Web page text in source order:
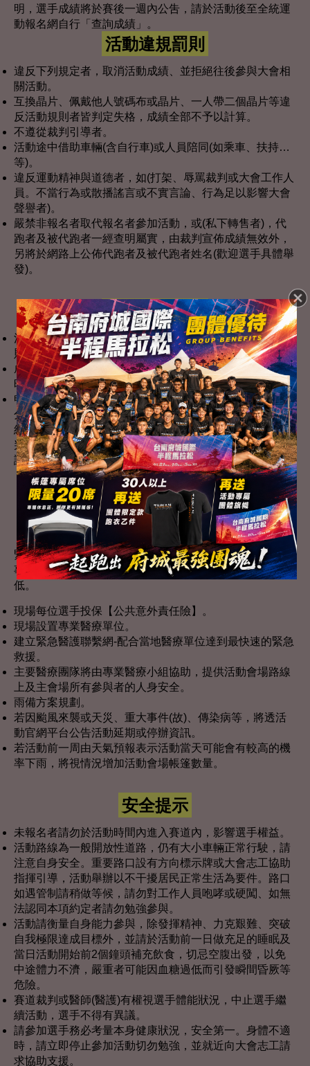
明，選手成績將於賽後一週內公吿，請於活動後至全統運
動報名網自行「查詢成績」。
活動違規罰則
違反下列規定者，取消活動成績、並拒絕往後參與大會相
關活動。
互換晶片、佩戴他人號碼布或晶片、一人帶二個晶片等違
反活動規則者皆判定失格，成績全部不予以計算。
不遵從裁判引導者。
活動途中借助車輛(含自行車)或人員陪同(如乘車、扶持…
等)。
違反運動精神與道德者，如(打架、辱罵裁判或大會工作人
員。不當行為或散播謠言或不實言論、行為足以影響大會
聲譽者)。
嚴禁非報名者取代報名者參加活動，或(私下轉售者)，代
跑者及被代跑者一經查明屬實，由裁判宣佈成績無效外，
另將於網路上公佈代跑者及被代跑者姓名(歡迎選手具體舉
發)。
活動爭議申訴
活動爭議：活動中各選手不得當場質詢裁判，若與田徑規
則有同等意義之註明者，均以裁判為準，不得提出申訴。
成績異議：參加選手對於成績如有異議，請向主辦單位計
時組申請查核及更正，並以裁判長之判決為終決。
申訴程序：有關活動所發生之爭議，須於各組成績公佈30
分鐘內向大會提出，同時繳交保證金NT＄1,000，由活動
組簽發收執單，請妥善保管好；所有申訴以審判委員會之
判決為終決，若審判委員會判決認為申訴無理，應沒收保
證金。
緊急應變辦法
緊急醫療規劃：安全維護工作及應變計畫是活動最重要的
事情，有完善的安全計畫可快速解決問題，將傷害降至最
低。
現場每位選手投保【公共意外責任險】。
現場設置專業醫療單位。
建立緊急醫護聯繫網-配合當地醫療單位達到最快速的緊急
救援。
主要醫療團隊將由專業醫療小組協助，提供活動會場路線
上及主會場所有參與者的人身安全。
雨備方案規劃。
若因颱風來襲或天災、重大事件(故)、傳染病等，將透活
動官網平台公告活動延期或停辦資訊。
若活動前一周由天氣預報表示活動當天可能會有較高的機
率下雨，將視情況增加活動會場帳篷數量。
安全提示
未報名者請勿於活動時間內進入賽道內，影響選手權益。
活動路線為一般開放性道路，仍有大小車輛正常行駛，請
注意自身安全。重要路口設有方向標示牌或大會志工協助
指揮引導，活動舉辦以不干擾居民正常生活為要件。路口
如遇管制請稍做等候，請勿對工作人員咆哮或硬闖、如無
法認同本項約定者請勿勉強參與。
活動請衡量自身能力參與，除發揮精神、力克艱難、突破
自我極限達成目標外，並請於活動前一日做充足的睡眠及
當日活動開始前2個鐘頭補充飲食，切忌空腹出發，以免
中途體力不濟，嚴重者可能因血糖過低而引發瞬間昏厥等
危險。
賽道裁判或醫師(醫護)有權視選手體能狀況，中止選手繼
續活動，選手不得有異議。
請參加選手務必考量本身健康狀況，安全第一。身體不適
時，請立即停止參加活動切勿勉強，並就近向大會志工請
求協助支援。